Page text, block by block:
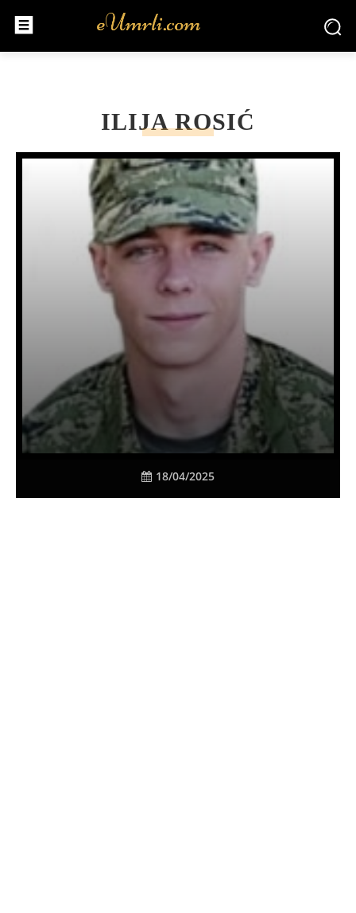
ILIJA ROSIĆ
18/04/2025